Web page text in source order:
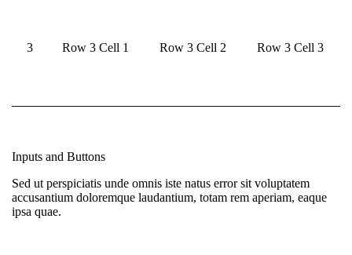
3 Row 3 Cell 1 Row 3 Cell 2 Row 3 Cell 3
Inputs and Buttons
Sed ut perspiciatis unde omnis iste natus error sit voluptatem
accusantium doloremque laudantium, totam rem aperiam, eaque
ipsa quae.